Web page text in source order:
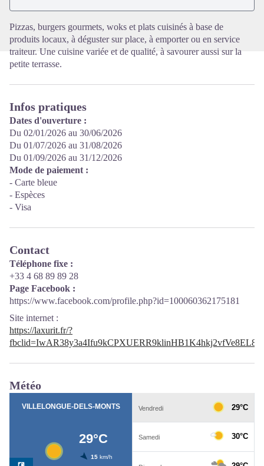
Pizzas, burgers gourmets, woks et plats cuisinés à base de
produits locaux, à déguster sur place, à emporter ou en service
traiteur. Une cuisine variée et de qualité, à savourer aussi sur la
petite terrasse.
Infos pratiques
Dates d'ouverture :
Du 02/01/2026 au 30/06/2026
Du 01/07/2026 au 31/08/2026
Du 01/09/2026 au 31/12/2026
Mode de paiement :
- Carte bleue
- Espèces
- Visa
Contact
Téléphone fixe :
+33 4 68 89 89 28
Page Facebook :
https://www.facebook.com/profile.php?id=100060362175181
Site internet :
https://laxurit.fr/?
Météo